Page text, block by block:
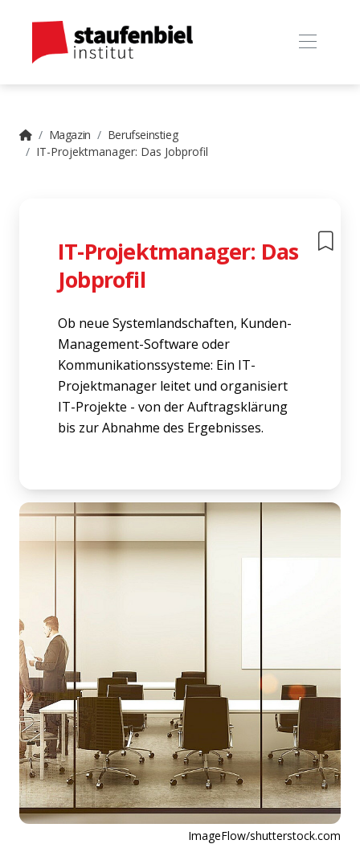
Magazin
Berufseinstieg
IT-Projektmanager: Das Jobprofil
IT-Projektmanager: Das
Jobprofil
Ob neue Systemlandschaften, Kunden-
Management-Software oder
Kommunikationssysteme: Ein IT-
Projektmanager leitet und organisiert
IT-Projekte - von der Auftragsklärung
bis zur Abnahme des Ergebnisses.
ImageFlow/shutterstock.com